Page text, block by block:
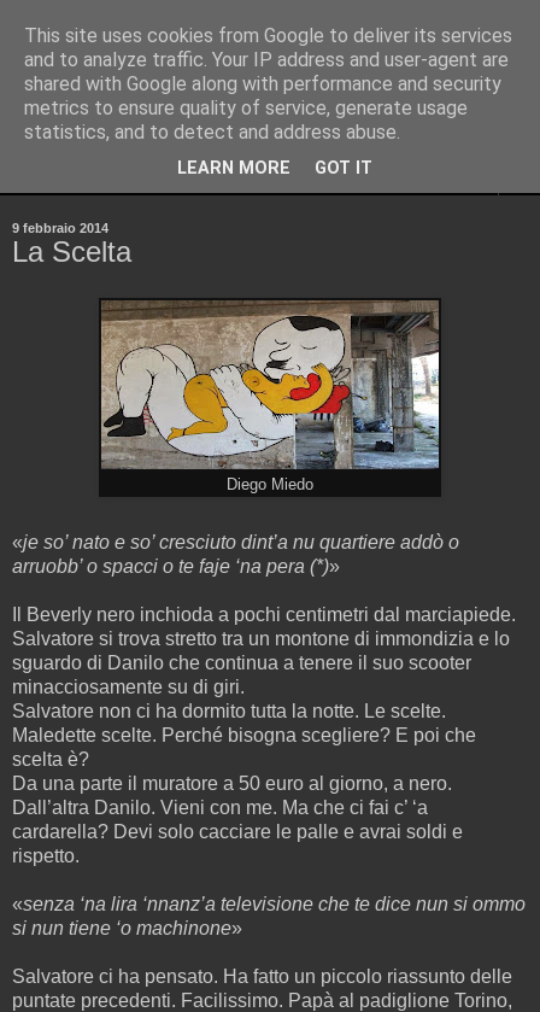
Pinellus
Pensieri in streaming, rigorosamente random.
9 febbraio 2014
La Scelta
Diego Miedo
«je so’ nato e so’ cresciuto dint’a nu quartiere addò o
arruobb’ o spacci o te faje ‘na pera (*)»
Il Beverly nero inchioda a pochi centimetri dal marciapiede.
Salvatore si trova stretto tra un montone di immondizia e lo
sguardo di Danilo che continua a tenere il suo scooter
minacciosamente su di giri.
Salvatore non ci ha dormito tutta la notte. Le scelte.
Maledette scelte. Perché bisogna scegliere? E poi che
scelta è?
Da una parte il muratore a 50 euro al giorno, a nero.
Dall’altra Danilo. Vieni con me. Ma che ci fai c’ ‘a
cardarella? Devi solo cacciare le palle e avrai soldi e
rispetto.
«senza ‘na lira ‘nnanz’a televisione che te dice nun si ommo
si nun tiene ‘o machinone»
Salvatore ci ha pensato. Ha fatto un piccolo riassunto delle
puntate precedenti. Facilissimo. Papà al padiglione Torino,
This site uses cookies from Google to deliver its services
and to analyze traffic. Your IP address and user-agent are
shared with Google along with performance and security
metrics to ensure quality of service, generate usage
statistics, and to detect and address abuse.
LEARN MORE GOT IT